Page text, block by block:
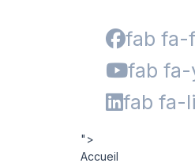
fab fa-
fab fa-
fab fa-
">
Accueil